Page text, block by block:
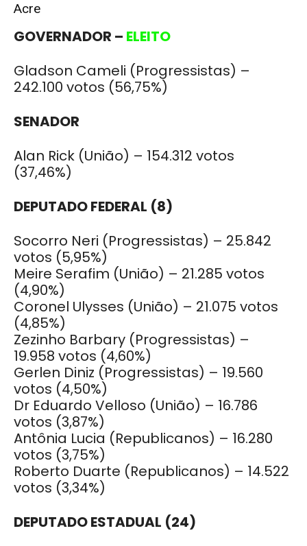
Acre
GOVERNADOR – ELEITO
Gladson Cameli (Progressistas) –
242.100 votos (56,75%)
SENADOR
Alan Rick (União) – 154.312 votos
(37,46%)
DEPUTADO FEDERAL (8)
Socorro Neri (Progressistas) – 25.842
votos (5,95%)
Meire Serafim (União) – 21.285 votos
(4,90%)
Coronel Ulysses (União) – 21.075 votos
(4,85%)
Zezinho Barbary (Progressistas) –
19.958 votos (4,60%)
Gerlen Diniz (Progressistas) – 19.560
votos (4,50%)
Dr Eduardo Velloso (União) – 16.786
votos (3,87%)
Antônia Lucia (Republicanos) – 16.280
votos (3,75%)
Roberto Duarte (Republicanos) – 14.522
votos (3,34%)
DEPUTADO ESTADUAL (24)